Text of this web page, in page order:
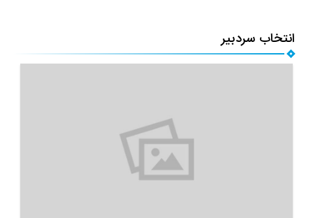
انتخاب سردبیر